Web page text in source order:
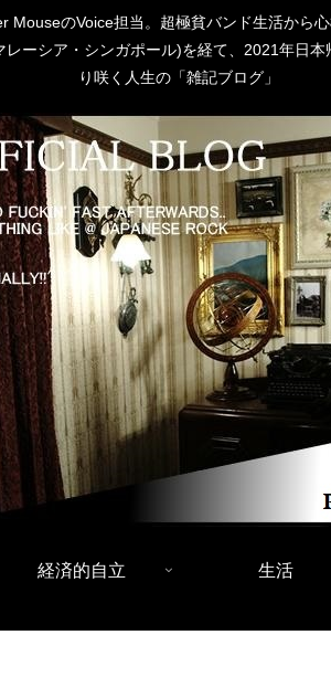
のVoice担当。超極貧バンド生活から
ーシア・シンガポール)を経て、2021年日
り咲く人生の「雑記ブログ」
経済的自立 生活